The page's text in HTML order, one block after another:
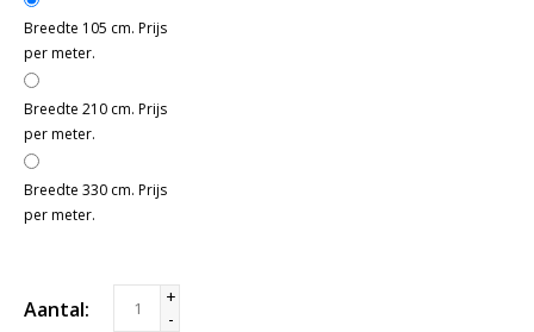
Breedte 105 cm. Prijs
per meter.
Breedte 210 cm. Prijs
per meter.
Breedte 330 cm. Prijs
per meter.
Aantal:
+
-